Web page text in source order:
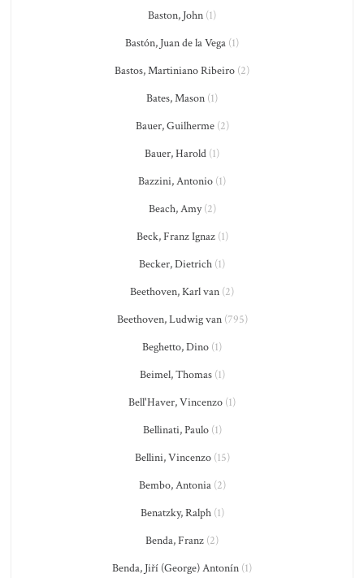
Baston, John (1)
Bastón, Juan de la Vega (1)
Bastos, Martiniano Ribeiro (2)
Bates, Mason (1)
Bauer, Guilherme(2)
Bauer, Harold (1)
Bazzini, Antonio (1)
Beach, Amy(2)
Beck, Franz Ignaz(1)
Becker, Dietrich (1)
Beethoven, Karl van (2)
Beethoven, Ludwig van(795)
Beghetto, Dino (1)
Beimel, Thomas(1)
Bell'Haver, Vincenzo (1)
Bellinati, Paulo(1)
Bellini, Vincenzo(15)
Bembo, Antonia(2)
Benatzky, Ralph(1)
Benda, Franz (2)
Benda, Jiří (George) Antonín (1)